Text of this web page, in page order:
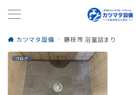
カツマタ設備 藤枝市 浴室詰まり
ブログ